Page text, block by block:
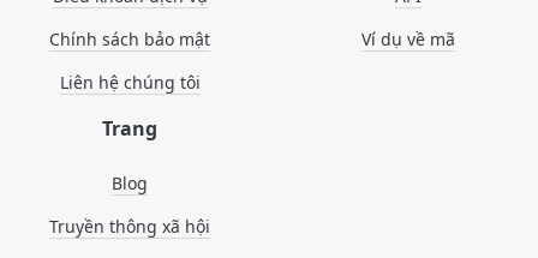
Chính sách bảo mật
Liên hệ chúng tôi
Ví dụ về mã
Trang
Blog
Truyền thông xã hội